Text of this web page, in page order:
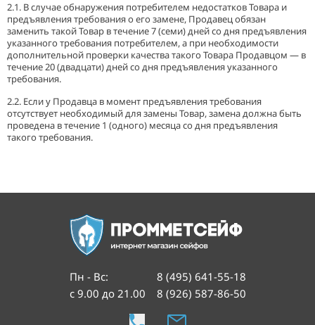
2.1. В случае обнаружения потребителем недостатков Товара и
предъявления требования о его замене, Продавец обязан
заменить такой Товар в течение 7 (семи) дней со дня предъявления
указанного требования потребителем, а при необходимости
дополнительной проверки качества такого Товара Продавцом — в
течение 20 (двадцати) дней со дня предъявления указанного
требования.
2.2. Если у Продавца в момент предъявления требования
отсутствует необходимый для замены Товар, замена должна быть
проведена в течение 1 (одного) месяца со дня предъявления
такого требования.
Пн - Вс:
с 9.00 до 21.00
8 (495) 641-55-18
8 (926) 587-86-50